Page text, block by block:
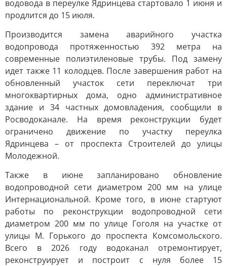
водовода в переулке Ядринцева стартовало 1 июня и
продлится до 15 июля.
Производится замена аварийного участка
водопровода протяженностью 392 метра на
современные полиэтиленовые трубы. Под замену
идет также 11 колодцев. После завершения работ на
обновленный участок сети переключат три
многоквартирных дома, одно административное
здание и 34 частных домовладения, сообщили в
Росводоканале. На время реконструкции будет
ограничено движение по участку переулка
Ядринцева – от проспекта Строителей до улицы
Молодежной.
Также в июне запланировано обновление
водопроводной сети диаметром 200 мм на улице
Интернациональной. Кроме того, в июне стартуют
работы по реконструкции водопроводной сети
диаметром 200 мм по улице Гоголя на участке от
улицы М. Горького до проспекта Комсомольского.
Всего в 2026 году водоканал отремонтирует,
реконструирует и построит с нуля более 15